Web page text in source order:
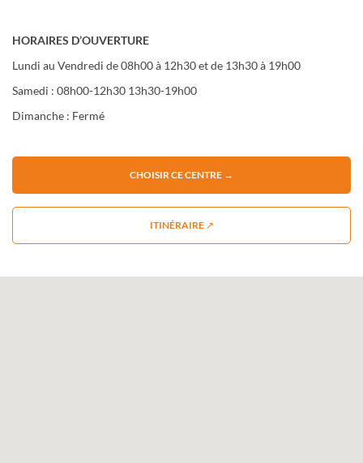
HORAIRES D’OUVERTURE
Lundi au Vendredi de 08h00 à 12h30 et de 13h30 à 19h00
Samedi : 08h00-12h30 13h30-19h00
Dimanche : Fermé
CHOISIR CE CENTRE →
ITINÉRAIRE ↗